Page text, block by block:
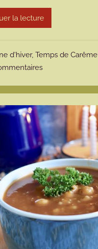
r
t
la lecture
d'hiver, Temps de Carême